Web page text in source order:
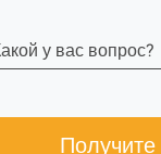
у вас вопрос?